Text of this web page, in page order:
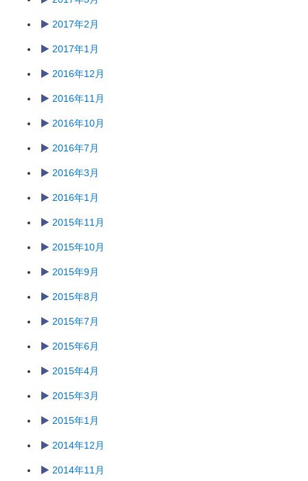
2017年2月
2017年1月
2016年12月
2016年11月
2016年10月
2016年7月
2016年3月
2016年1月
2015年11月
2015年10月
2015年9月
2015年8月
2015年7月
2015年6月
2015年4月
2015年3月
2015年1月
2014年12月
2014年11月